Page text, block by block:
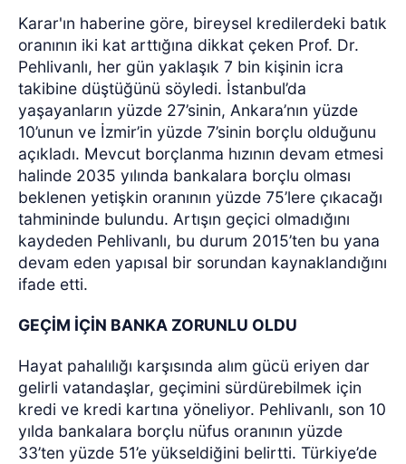
Karar'ın haberine göre, bireysel kredilerdeki batık
oranının iki kat arttığına dikkat çeken Prof. Dr.
Pehlivanlı, her gün yaklaşık 7 bin kişinin icra
takibine düştüğünü söyledi. İstanbul’da
yaşayanların yüzde 27’sinin, Ankara’nın yüzde
10’unun ve İzmir’in yüzde 7’sinin borçlu olduğunu
açıkladı. Mevcut borçlanma hızının devam etmesi
halinde 2035 yılında bankalara borçlu olması
beklenen yetişkin oranının yüzde 75’lere çıkacağı
tahmininde bulundu. Artışın geçici olmadığını
kaydeden Pehlivanlı, bu durum 2015’ten bu yana
devam eden yapısal bir sorundan kaynaklandığını
ifade etti.
GEÇİM İÇİN BANKA ZORUNLU OLDU
Hayat pahalılığı karşısında alım gücü eriyen dar
gelirli vatandaşlar, geçimini sürdürebilmek için
kredi ve kredi kartına yöneliyor. Pehlivanlı, son 10
yılda bankalara borçlu nüfus oranının yüzde
33’ten yüzde 51’e yükseldiğini belirtti. Türkiye’de